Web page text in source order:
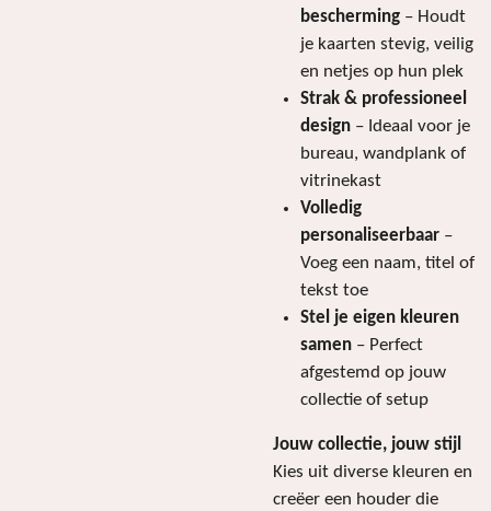
bescherming – Houdt
je kaarten stevig, veilig
en netjes op hun plek
Strak & professioneel
design – Ideaal voor je
bureau, wandplank of
vitrinekast
Volledig
personaliseerbaar –
Voeg een naam, titel of
tekst toe
Stel je eigen kleuren
samen – Perfect
afgestemd op jouw
collectie of setup
Jouw collectie, jouw stijl
Kies uit diverse kleuren en
creëer een houder die